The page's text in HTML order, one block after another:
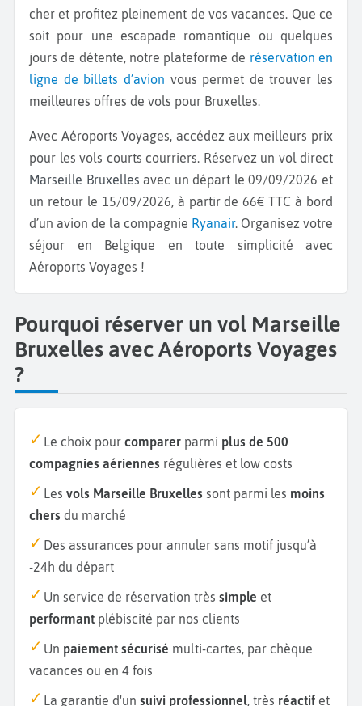
cher et profitez pleinement de vos vacances. Que ce
soit pour une escapade romantique ou quelques
jours de détente, notre plateforme de réservation en
ligne de billets d’avion vous permet de trouver les
meilleures offres de vols pour Bruxelles.
Avec Aéroports Voyages, accédez aux meilleurs prix
pour les vols courts courriers. Réservez un vol direct
Marseille Bruxellesavec un départ le 09/09/2026 et
un retour le 15/09/2026, à partir de 66€ TTC à bord
d’un avion de la compagnie Ryanair. Organisez votre
séjour en Belgique en toute simplicité avec
Aéroports Voyages !
Pourquoi réserver un vol Marseille
Bruxelles avec Aéroports Voyages
?
Le choix pour comparer parmi plus de 500
compagnies aériennes régulières et low costs
Les vols Marseille Bruxelles sont parmi les moins
chers du marché
Des assurances pour annuler sans motif jusqu’à
-24h du départ
Un service de réservation très simple et
performant plébiscité par nos clients
Un paiement sécurisé multi-cartes, par chèque
vacances ou en 4 fois
La garantie d'un suivi professionnel , très réactif et